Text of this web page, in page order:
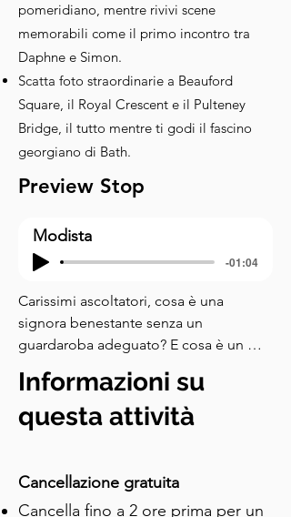
pomeridiano, mentre rivivi scene
memorabili come il primo incontro tra
Daphne e Simon.
Scatta foto straordinarie a Beauford
Square, il Royal Crescent e il Pulteney
Bridge, il tutto mentre ti godi il fascino
georgiano di Bath.
Preview Stop
Modista
-01:04
Carissimi ascoltatori, cosa è una
signora benestante senza un
guardaroba adeguato? E cosa è un
migliore modista della città? Oh sì, la
sarta del ton, Madame Delacroix,
conosce più delle ultime tendenze in
semplicemente stoffa, ma racconti
delle vite scandalose dell'élite
Informazioni su
questa attività
Cancellazione gratuita
Cancella fino a 2 ore prima per un